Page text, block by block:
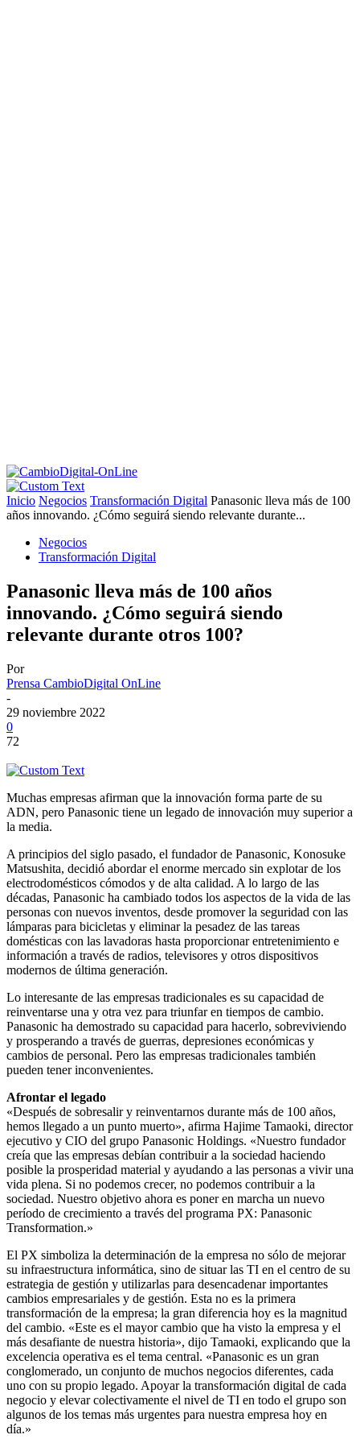
Inicio Negocios Transformación Digital Panasonic lleva más de 100
años innovando. ¿Cómo seguirá siendo relevante durante...
Negocios
Transformación Digital
Panasonic lleva más de 100 años
innovando. ¿Cómo seguirá siendo
relevante durante otros 100?
Por
Prensa CambioDigital OnLine
-
29 noviembre 2022
0
72
Muchas empresas afirman que la innovación forma parte de su
ADN, pero Panasonic tiene un legado de innovación muy superior a
la media.
A principios del siglo pasado, el fundador de Panasonic, Konosuke
Matsushita, decidió abordar el enorme mercado sin explotar de los
electrodomésticos cómodos y de alta calidad. A lo largo de las
décadas, Panasonic ha cambiado todos los aspectos de la vida de las
personas con nuevos inventos, desde promover la seguridad con las
lámparas para bicicletas y eliminar la pesadez de las tareas
domésticas con las lavadoras hasta proporcionar entretenimiento e
información a través de radios, televisores y otros dispositivos
modernos de última generación.
Lo interesante de las empresas tradicionales es su capacidad de
reinventarse una y otra vez para triunfar en tiempos de cambio.
Panasonic ha demostrado su capacidad para hacerlo, sobreviviendo
y prosperando a través de guerras, depresiones económicas y
cambios de personal. Pero las empresas tradicionales también
pueden tener inconvenientes.
Afrontar el legado
«Después de sobresalir y reinventarnos durante más de 100 años,
hemos llegado a un punto muerto», afirma Hajime Tamaoki, director
ejecutivo y CIO del grupo Panasonic Holdings. «Nuestro fundador
creía que las empresas debían contribuir a la sociedad haciendo
posible la prosperidad material y ayudando a las personas a vivir una
vida plena. Si no podemos crecer, no podemos contribuir a la
sociedad. Nuestro objetivo ahora es poner en marcha un nuevo
período de crecimiento a través del programa PX: Panasonic
Transformation.»
El PX simboliza la determinación de la empresa no sólo de mejorar
su infraestructura informática, sino de situar las TI en el centro de su
estrategia de gestión y utilizarlas para desencadenar importantes
cambios empresariales y de gestión. Esta no es la primera
transformación de la empresa; la gran diferencia hoy es la magnitud
del cambio. «Este es el mayor cambio que ha visto la empresa y el
más desafiante de nuestra historia», dijo Tamaoki, explicando que la
excelencia operativa es el tema central. «Panasonic es un gran
conglomerado, un conjunto de muchos negocios diferentes, cada
uno con su propio legado. Apoyar la transformación digital de cada
negocio y elevar colectivamente el nivel de TI en todo el grupo son
algunos de los temas más urgentes para nuestra empresa hoy en
día.»